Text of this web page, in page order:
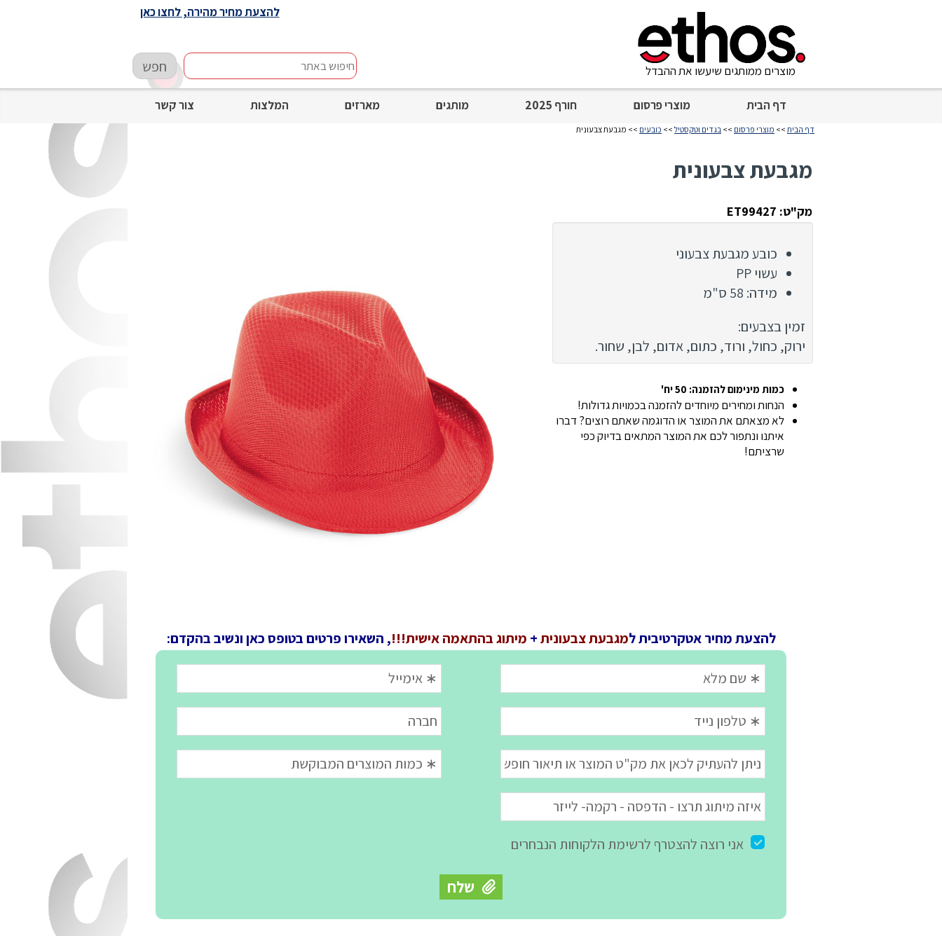
דף הבית מוצרי פרסום חורף 2025 מותגים מארזים המלצות צור קשר
חיפוש
באתר
חפש מוצרים ממותגים שיעשו את ההבדל
להצעת מחיר מהירה, לחצו כאן
דף הבית >> מוצרי פרסום >> בגדים וטקסטיל >> כובעים >> מגבעת צבעונית
מגבעת צבעונית
מק"ט: ET99427
כובע מגבעת צבעוני
עשוי PP
מידה: 58 ס"מ
זמין בצבעים:
ירוק, כחול, ורוד, כתום, אדום, לבן, שחור.
כמות מינימום להזמנה: 50 יח'
הנחות ומחירים מיוחדים להזמנה בכמויות גדולות!
לא מצאתם את המוצר או הדוגמה שאתם רוצים? דברו
איתנו ונתפור לכם את המוצר המתאים בדיוק כפי
שרציתם!
להצעת מחיר אטקרטיבית למגבעת צבעונית+ מיתוג בהתאמה אישית!!!, השאירו פרטים בטופס כאן ונשיב בהקדם: